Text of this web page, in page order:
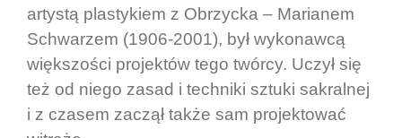
artystą plastykiem z Obrzycka – Marianem
Schwarzem (1906-2001), był wykonawcą
większości projektów tego twórcy. Uczył się
też od niego zasad i techniki sztuki sakralnej
i z czasem zaczął także sam projektować